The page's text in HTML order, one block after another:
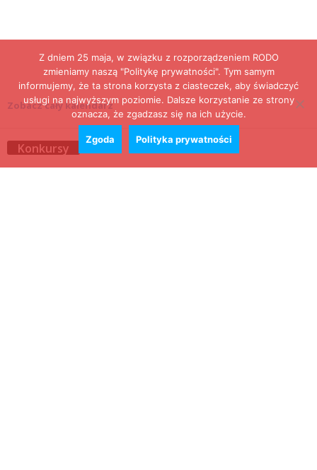
Zobacz cały kalendarz
Konkursy
Z dniem 25 maja, w związku z rozporządzeniem RODO
zmieniamy naszą "Politykę prywatności". Tym samym
informujemy, że ta strona korzysta z ciasteczek, aby świadczyć
usługi na najwyższym poziomie. Dalsze korzystanie ze strony
oznacza, że zgadzasz się na ich użycie.
Zgoda Polityka prywatności